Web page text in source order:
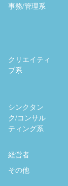
事務/管理系
クリエイティ
ブ系
シンクタン
ク/コンサル
ティング系
経営者
その他